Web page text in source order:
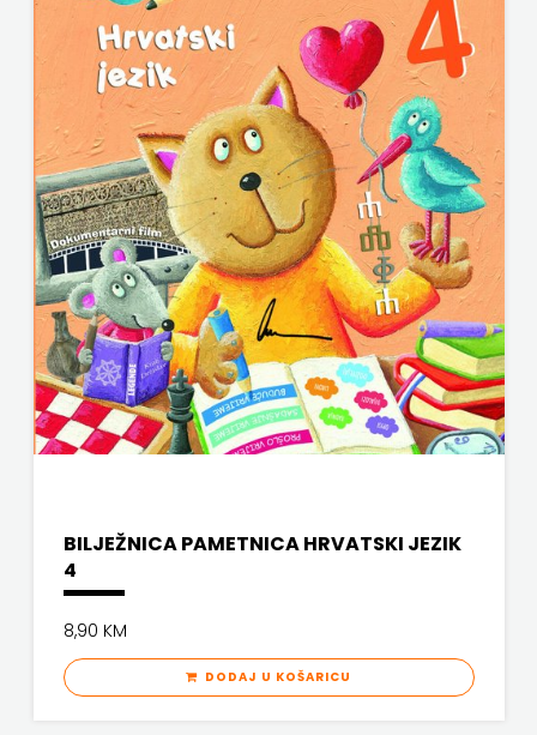
SV.ANTUNA
NAKLADA
NARODNA
KNJIŽNICA
HNŽ/K
NAŠA
DJECA
NAŠA
ODEON
LAN
UDRUGA GLUTEN FREE U HNŽ
V.B.Z.
VERBUM
VORTO PALABRA
ZNANJE
BILJEŽNICA PAMETNICA HRVATSKI JEZIK
4
8,90 KM
DODAJ U KOŠARICU